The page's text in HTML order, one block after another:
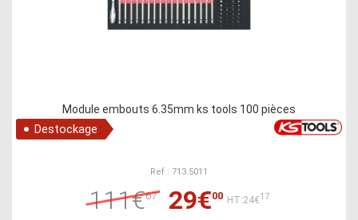
Module embouts 6.35mm ks tools 100 pièces
Destockage
Ref : 713.5011
111€67 29€00 HT:24€17